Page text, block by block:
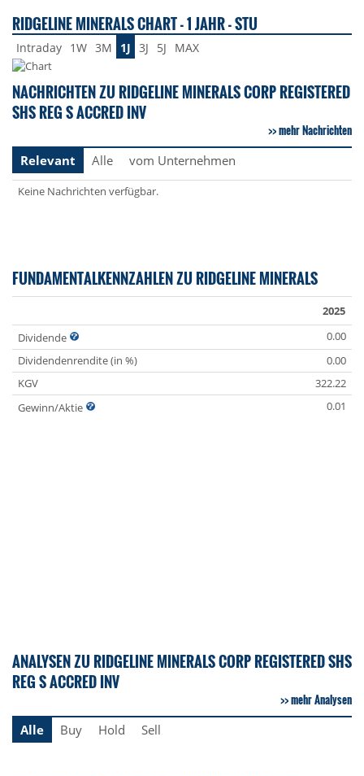
RIDGELINE MINERALS CHART - 1 JAHR - STU
Intraday 1W 3M 1J 3J 5J MAX
NACHRICHTEN ZU RIDGELINE MINERALS CORP REGISTERED
SHS REG S ACCRED INV
mehr Nachrichten
Relevant
Alle vom Unternehmen
Keine Nachrichten verfügbar.
FUNDAMENTALKENNZAHLEN ZU RIDGELINE MINERALS
2025
Dividende
0.00
Dividendenrendite (in %)
0.00
KGV
322.22
Gewinn/Aktie
0.01
ANALYSEN ZU RIDGELINE MINERALS CORP REGISTERED SHS
REG S ACCRED INV
mehr Analysen
Alle
Buy Hold Sell